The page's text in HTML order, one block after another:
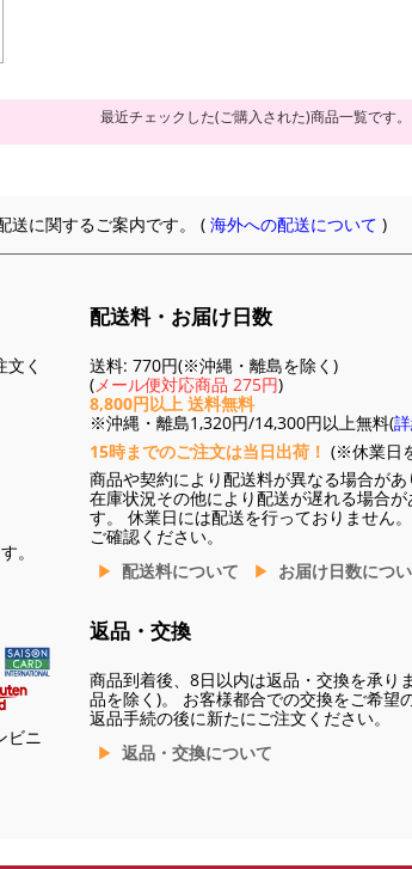
最近チェックした(ご購入された)商品一覧です。
送に関するご案内です。 (海外への配送について )
く
。
ビニ
配送料・お届け日数
送料: 770円(※沖縄・離島を除く)
(メール便対応商品 275円)
8,800円以上 送料無料
※沖縄・離島1,320円/14,300円以上無料(
15時までのご注文は当日出荷！ (※休業日
商品や契約により配送料が異なる場合があ
在庫状況その他により配送が遅れる場合が
す。 休業日には配送を行っておりません。
ご確認ください。
配送料について
お届け日数につ
返品・交換
商品到着後、8日以内は返品・交換を承り
品を除く)。 お客様都合での交換をご希望
返品手続の後に新たにご注文ください。
返品・交換について